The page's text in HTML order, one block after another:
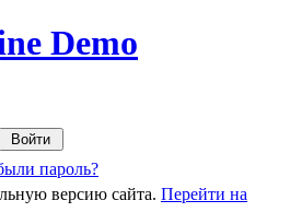
Demo
пароль?
версию сайта. Перейти на